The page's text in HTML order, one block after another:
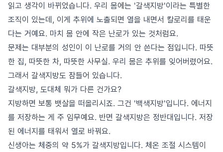
읽고 생각이 바뀌었습니다. 우리 몸에는 '갈색지방'이라는 특별한
조직이 있는데, 이게 추위에 노출되면 열을 내면서 칼로리를 태운
다는 거예요. 마치 몸 안에 작은 난로가 있는 것처럼요.
문제는 대부분의 성인이 이 난로를 거의 안 쓴다는 점입니다. 따뜻
한 집, 따뜻한 차, 따뜻한 사무실. 우리 몸은 추위를 잊어버렸어요.
그래서 갈색지방도 잠들어 있습니다.
갈색지방, 도대체 뭐가 다른 건가요?
지방하면 보통 뱃살을 떠올리시죠. 그건 '백색지방'입니다. 에너지
를 저장하는 게 주 임무예요. 반면 갈색지방은 정반대입니다. 저장
된 에너지를 태워서 열로 바꿔요.
신생아는 체중의 약 5%가 갈색지방입니다. 체온 조절 시스템이